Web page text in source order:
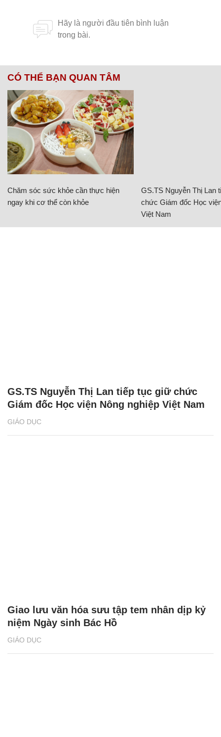
CÓ THỂ BẠN QUAN TÂM
Chăm sóc sức khỏe cần thực hiện
ngay khi cơ thể còn khỏe
GS.TS Nguyễn Thị Lan
chức Giám đốc Học
Việt Nam
GIÁO DỤC
GS.TS Nguyễn Thị Lan tiếp tục giữ chức
Giám đốc Học viện Nông nghiệp Việt Nam
GIÁO DỤC
Giao lưu văn hóa sưu tập tem nhân dịp kỷ
niệm Ngày sinh Bác Hồ